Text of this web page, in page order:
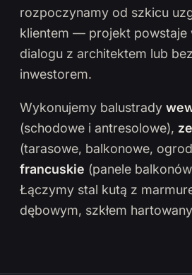
rozpoczynamy od szkicu
klientem — projekt powstaje
dialogu z architektem lub
inwestorem.
Wykonujemy balustrady
(schodowe i antresolowe),
(tarasowe, balkonowe,
francuskie (panele
Łączymy stal kutą z
dębowym, szkłem